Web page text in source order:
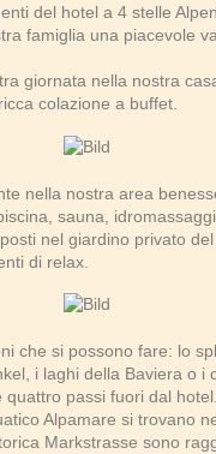
del hotel a 4 stelle
famiglia una piacevole
giornata nella nostra
colazione a buffet.
nella nostra area
sauna,
nel giardino privato
di relax.
che si possono fare: lo
i laghi della Baviera o i
quattro passi fuori dal
Alpamare si trovano
Markstrasse sono